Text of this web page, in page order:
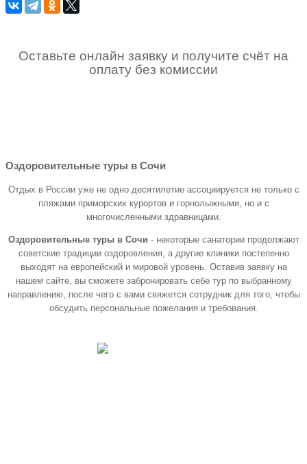
Оставьте онлайн заявку и получите счёт на
оплату без комиссии
Оздоровительные туры в Сочи
Отдых в России уже не одно десятилетие ассоциируется не только с
пляжами приморских курортов и горнолыжными, но и с
многочисленными здравницами.
Оздоровительные туры в Сочи - некоторые санатории продолжают
советские традиции оздоровления, а другие клиники постепенно
выходят на европейский и мировой уровень. Оставив заявку на
нашем сайте, вы сможете забронировать себе тур по выбранному
направлению, после чего с вами свяжется сотрудник для того, чтобы
обсудить персональные пожелания и требования.